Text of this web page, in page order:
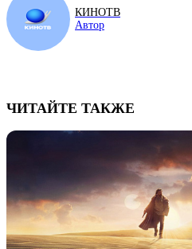
КИНОТВ
Автор
ЧИТАЙТЕ ТАКЖЕ